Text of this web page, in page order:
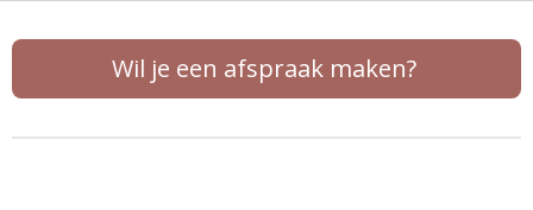
Wil je een afspraak maken?